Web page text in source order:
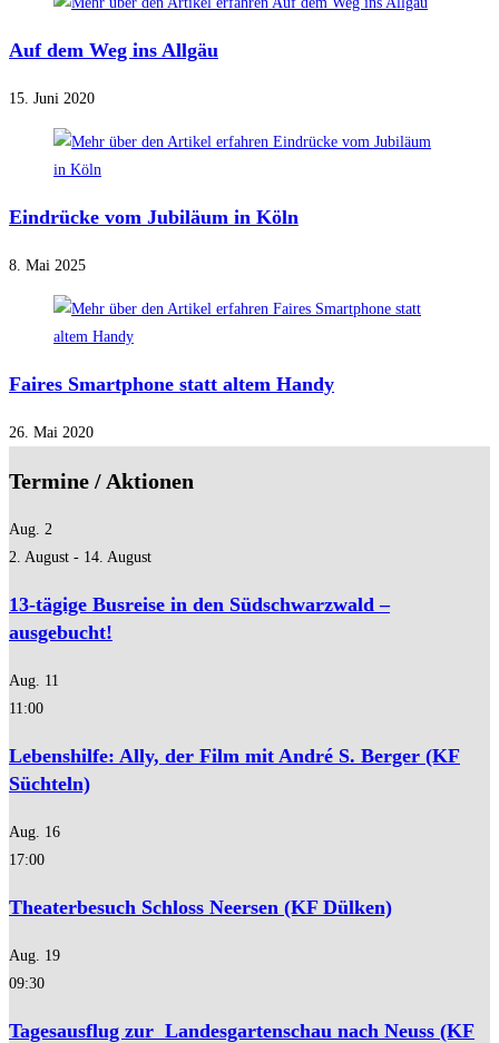
Auf dem Weg ins Allgäu
15. Juni 2020
Eindrücke vom Jubiläum in Köln
8. Mai 2025
Faires Smartphone statt altem Handy
26. Mai 2020
Termine / Aktionen
Aug. 2
2. August - 14. August
13-tägige Busreise in den Südschwarzwald –
ausgebucht!
Aug. 11
11:00
Lebenshilfe: Ally, der Film mit André S. Berger (KF
Süchteln)
Aug. 16
17:00
Theaterbesuch Schloss Neersen (KF Dülken)
Aug. 19
09:30
Tagesausflug zur Landesgartenschau nach Neuss (KF